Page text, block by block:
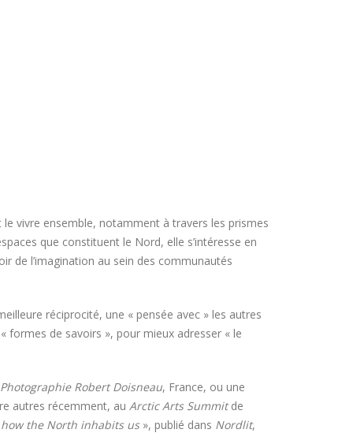
vivre ensemble, notamment à travers les prismes
que constituent le Nord, elle s’intéresse en
de l’imagination au sein des communautés
réciprocité, une « pensée avec » les autres
formes de savoirs », pour mieux adresser « le
Robert Doisneau, France, ou une
autres récemment, au Arctic Arts Summitde
the North inhabits us», publié dans Nordlit,